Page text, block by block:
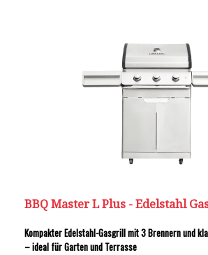
BBQ Master L Plus - Edelstahl
Kompakter Edelstahl-Gasgrill mit 3 Brennern und
– ideal für Garten und Terrasse